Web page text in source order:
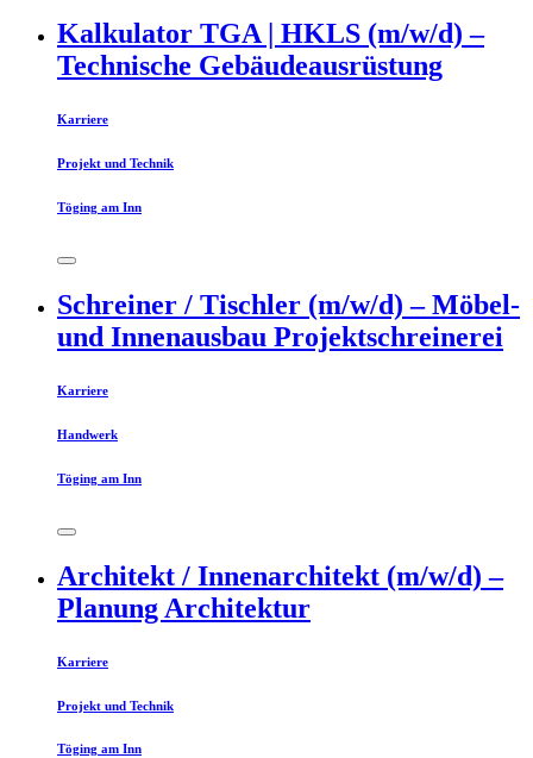
Kalkulator TGA | HKLS (m/w/d) –
Technische Gebäudeausrüstung
Karriere
Projekt und Technik
Töging am Inn
Schreiner / Tischler (m/w/d) – Möbel-
und Innenausbau Projektschreinerei
Karriere
Handwerk
Töging am Inn
Architekt / Innenarchitekt (m/w/d) –
Planung Architektur
Karriere
Projekt und Technik
Töging am Inn